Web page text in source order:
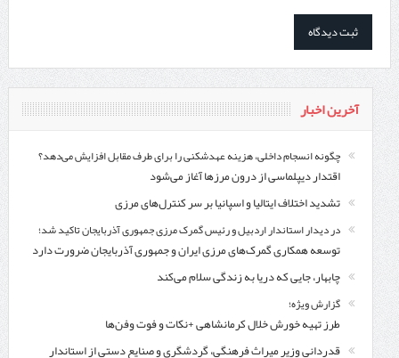
آخرین اخبار
چگونه انسجام داخلی، هزینه عهدشکنی را برای طرف مقابل افزایش می‌دهد؟
اقتدار دیپلماسی از درون مرزها آغاز می‌شود
تشدید اختلاف ایتالیا و اسپانیا بر سر کنترل‌های مرزی
در دیدار استاندار اردبیل و رئیس گمرک مرزی جمهوری آذربایجان تاکید شد؛
توسعه همکاری گمرک‌های مرزی ایران و جمهوری آذربایجان ضرورت دارد
چابهار، جایی که دریا به زندگی سلام می‌کند
گزارش ویژه؛
طرز تهیه خورش خلال کرمانشاهی +نکات و فوت وفن‌ها
قدردانی وزیر میراث فرهنگی، گردشگری و صنایع دستی از استاندار